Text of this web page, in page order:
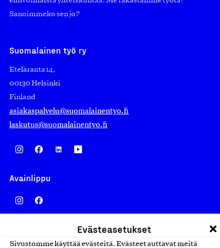
Evästeasetukset
Sivustomme käyttää evästeitä. Evästeet auttavat meitä
Sanoimmeko sen jo?
Suomalainen työ ry
Eteläranta 14,
00130 Helsinki
Finland
asiakaspalvelu@suomalainentyo.fi
laskutus@suomalainentyo.fi
Avainlippu
Design From Finland